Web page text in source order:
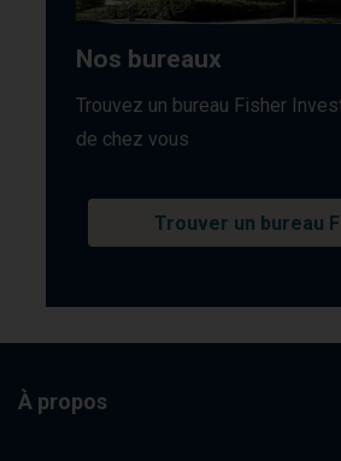
Nos bureaux
Trouvez un bureau Fisher
de chez vous
Trouver un bureau
À propos